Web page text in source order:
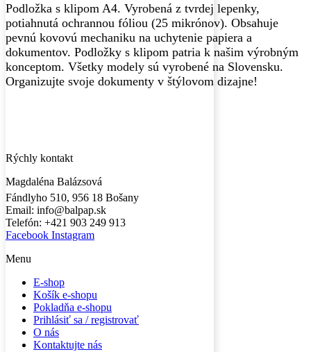
Podložka s klipom A4. Vyrobená z tvrdej lepenky,
potiahnutá ochrannou fóliou (25 mikrónov). Obsahuje
pevnú kovovú mechaniku na uchytenie papiera a
dokumentov. Podložky s klipom patria k našim výrobným
konceptom. Všetky modely sú vyrobené na Slovensku.
Organizujte svoje dokumenty v štýlovom dizajne!
Rýchly kontakt
Magdaléna Balázsová
Fándlyho 510, 956 18 Bošany
Email: info@balpap.sk
Telefón: +421 903 249 913
Facebook Instagram
Menu
E-shop
Košík e-shopu
Pokladňa e-shopu
Prihlásiť sa / registrovať
O nás
Kontaktujte nás